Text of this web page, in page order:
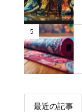
5
最近の記事